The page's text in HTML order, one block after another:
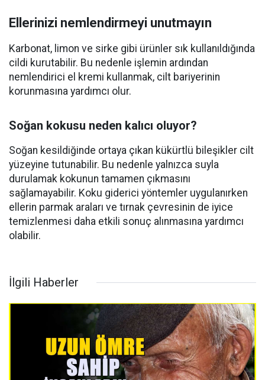
Ellerinizi nemlendirmeyi unutmayın
Karbonat, limon ve sirke gibi ürünler sık kullanıldığında
cildi kurutabilir. Bu nedenle işlemin ardından
nemlendirici el kremi kullanmak, cilt bariyerinin
korunmasına yardımcı olur.
Soğan kokusu neden kalıcı oluyor?
Soğan kesildiğinde ortaya çıkan kükürtlü bileşikler cilt
yüzeyine tutunabilir. Bu nedenle yalnızca suyla
durulamak kokunun tamamen çıkmasını
sağlamayabilir. Koku giderici yöntemler uygulanırken
ellerin parmak araları ve tırnak çevresinin de iyice
temizlenmesi daha etkili sonuç alınmasına yardımcı
olabilir.
İlgili Haberler